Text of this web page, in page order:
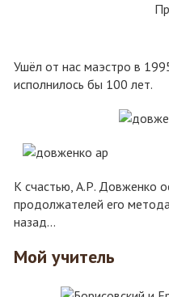
Ушёл от нас маэстро в
исполнилось бы 100 лет.
К счастью, А.Р. Довженко
продолжателей его
назад...
Мой учитель